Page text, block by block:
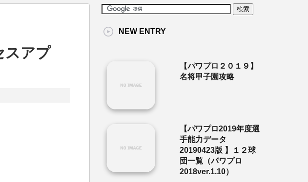
スアプ
NEW ENTRY
【パワプロ２０１９】
名将甲子園攻略
【パワプロ2019年度選
手能力データ
20190423版 】１２球
団一覧（パワプロ
2018ver.1.10）